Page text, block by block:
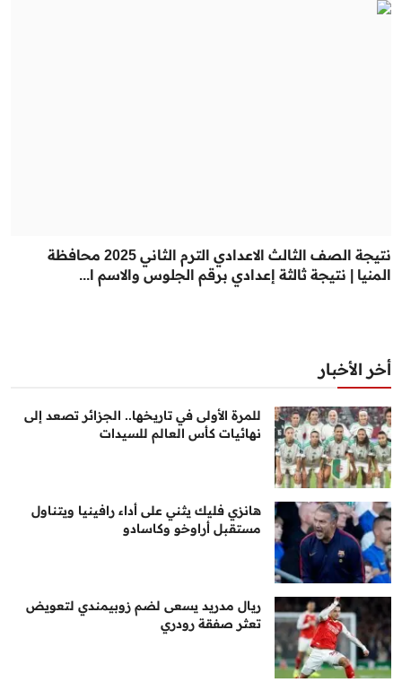
نتيجة الصف الثالث الاعدادي الترم الثاني 2025 محافظة
المنيا | نتيجة ثالثة إعدادي برقم الجلوس والاسم ا...
أخر الأخبار
للمرة الأولى في تاريخها.. الجزائر تصعد إلى
نهائيات كأس العالم للسيدات
هانزي فليك يثني على أداء رافينيا ويتناول
مستقبل أراوخو وكاسادو
ريال مدريد يسعى لضم زوبيمندي لتعويض
تعثر صفقة رودري